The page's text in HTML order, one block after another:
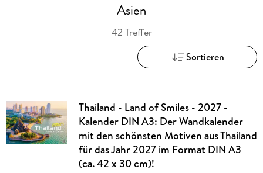
Asien
42 Treffer
Sortieren
Thailand - Land of Smiles - 2027 -
Kalender DIN A3: Der Wandkalender
mit den schönsten Motiven aus Thailand
für das Jahr 2027 im Format DIN A3
(ca. 42 x 30 cm)!